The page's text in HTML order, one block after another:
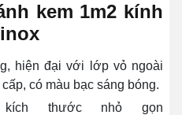
kem 1m2 kính
hiện đại với lớp vỏ ngoài
có màu bạc sáng bóng.
thước nhỏ gọn